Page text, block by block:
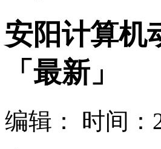
安阳计算机
「最新」
编辑：
时间：